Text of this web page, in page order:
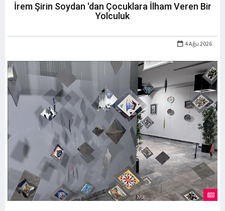
İrem Şirin Soydan 'dan Çocuklara İlham Veren Bir
Yolculuk
4 Ağu 2026